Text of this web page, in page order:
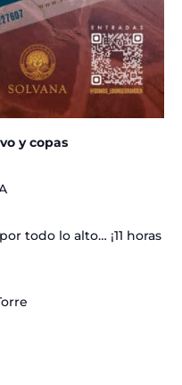
y copas
todo lo alto… ¡11 horas